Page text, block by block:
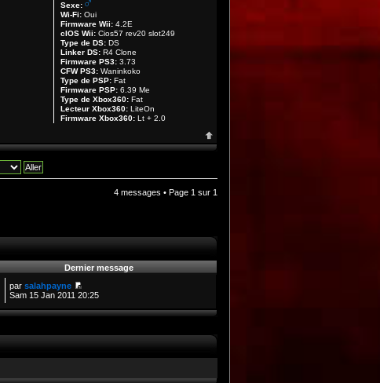
Sexe:
Wi-Fi: Oui
Firmware Wii: 4.2E
cIOS Wii: Cios57 rev20 slot249
Type de DS: DS
Linker DS: R4 Clone
Firmware PS3: 3.73
CFW PS3: Waninkoko
Type de PSP: Fat
Firmware PSP: 6.39 Me
Type de Xbox360: Fat
Lecteur Xbox360: LiteOn
Firmware Xbox360: Lt + 2.0
4 messages • Page 1 sur 1
Dernier message
par salahpayne
Sam 15 Jan 2011 20:25